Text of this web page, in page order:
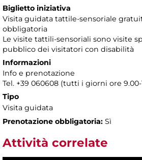
Biglietto iniziativa
Visita guidata tattile-sensoriale
obbligatoria
Le visite tattili-sensoriali sono visite
pubblico dei visitatori con disabilità
Informazioni
Info e prenotazione
Tel. +39 060608 (tutti i giorni ore 9.00-
Tipo
Visita guidata
Prenotazione obbligatoria: Sì
Attività correlate